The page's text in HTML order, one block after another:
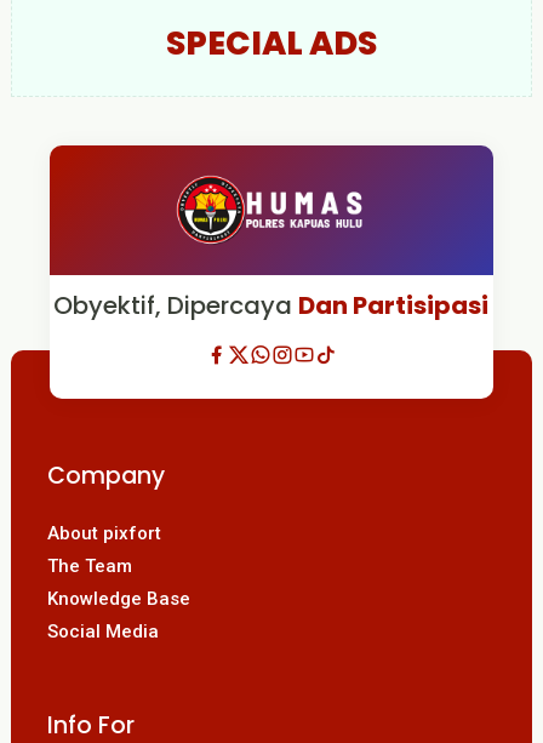
SPECIAL ADS
Obyektif, Dipercaya Dan Partisipasi
Company
About pixfort
The Team
Knowledge Base
Social Media
Info For